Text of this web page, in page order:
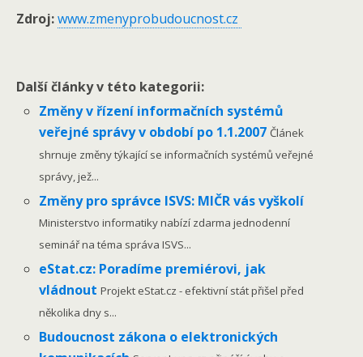
Zdroj:www.zmenyprobudoucnost.cz
Další články v této kategorii:
Změny v řízení informačních systémů
veřejné správy v období po 1.1.2007Článek
shrnuje změny týkající se informačních systémů veřejné
správy, jež...
Změny pro správce ISVS: MIČR vás vyškolí
Ministerstvo informatiky nabízí zdarma jednodenní
seminář na téma správa ISVS...
eStat.cz: Poradíme premiérovi, jak
vládnoutProjekt eStat.cz - efektivní stát přišel před
několika dny s...
Budoucnost zákona o elektronických